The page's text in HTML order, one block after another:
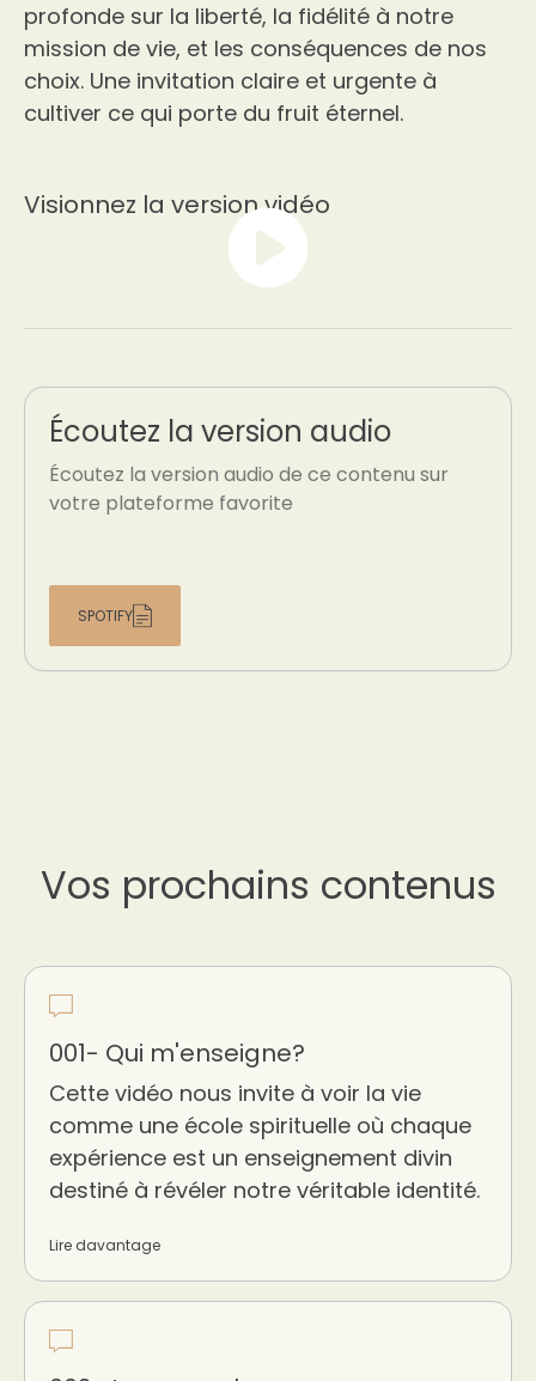
profonde sur la liberté, la fidélité à notre
mission de vie, et les conséquences de nos
choix. Une invitation claire et urgente à
cultiver ce qui porte du fruit éternel.
Visionnez la version vidéo
Écoutez la version audio
Écoutez la version audio de ce contenu sur
votre plateforme favorite
SPOTIFY
Vos prochains contenus
001- Qui m'enseigne?
Cette vidéo nous invite à voir la vie
comme une école spirituelle où chaque
expérience est un enseignement divin
destiné à révéler notre véritable identité.
Lire davantage